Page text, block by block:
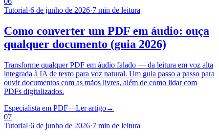
Tutorial·6 de junho de 2026·7 min de leitura
Como converter um PDF em áudio: ouça
qualquer documento (guia 2026)
Transforme qualquer PDF em áudio falado — da leitura em voz alta
integrada à IA de texto para voz natural. Um guia passo a passo para
ouvir documentos com as mãos livres, além de como lidar com
PDFs digitalizados.
Especialista em PDF—Ler artigo→
07
Tutorial·6 de junho de 2026·7 min de leitura